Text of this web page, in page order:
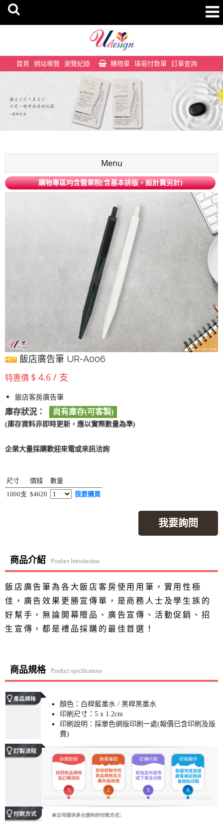
首頁 網站導覽 瀏覽紀錄 購物車 填寫付款單 訂單查詢
Menu
購物專區均含營業稅(含基本排版，設計費另計)
飯店廣告筆 UR-A006
特惠價 $ 4.6 / 支
飯店客房廣告筆
庫存狀況： 尚有庫存(可客製)
(庫存資料非即時更新，應以實際數量為準)
企業大量採購歡迎來電或來訊洽詢
尺寸 價錢
數量
1000支 $4620 我要購買
我要詢問
商品介紹 Product Introduction
飯店廣告筆為各大飯店客房使用用筆，實用性極
佳，廣告效果更勝宣傳單，是商務人士及學生族的
好幫手，無論開幕贈品、廣告宣傳、活動促銷、招
生宣傳，都是禮品採購的最佳首選！
商品規格 Product specifications
顏色：白桿藍墨水 / 黑桿黑墨水
印刷尺寸：5 x 1.2cm
印刷說明：採單色網版印刷一處(報價已含印刷及版
費)